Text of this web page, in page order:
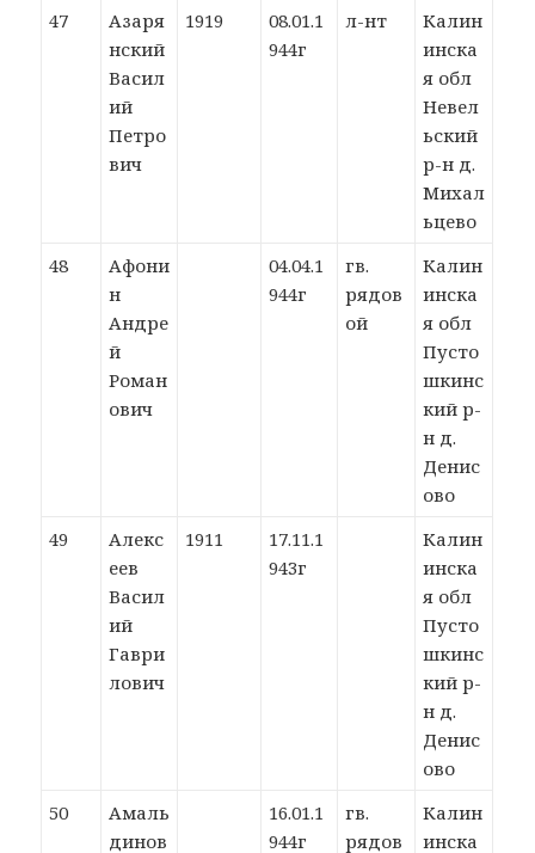
47
Азаря
нский
Васил
ий
Петро
вич
1919
08.01.1
944г
л-нт
Калин
инска
я обл
Невел
ьский
р-н д.
Михал
ьцево
48
Афони
н
Андре
й
Роман
ович
04.04.1
944г
гв.
рядов
ой
Калин
инска
я обл
Пусто
шкинс
кий р-
н д.
Денис
ово
49
Алекс
еев
Васил
ий
Гаври
лович
1911
17.11.1
943г
Калин
инска
я обл
Пусто
шкинс
кий р-
н д.
Денис
ово
50
Амаль
динов
16.01.1
944г
гв.
рядов
Калин
инска